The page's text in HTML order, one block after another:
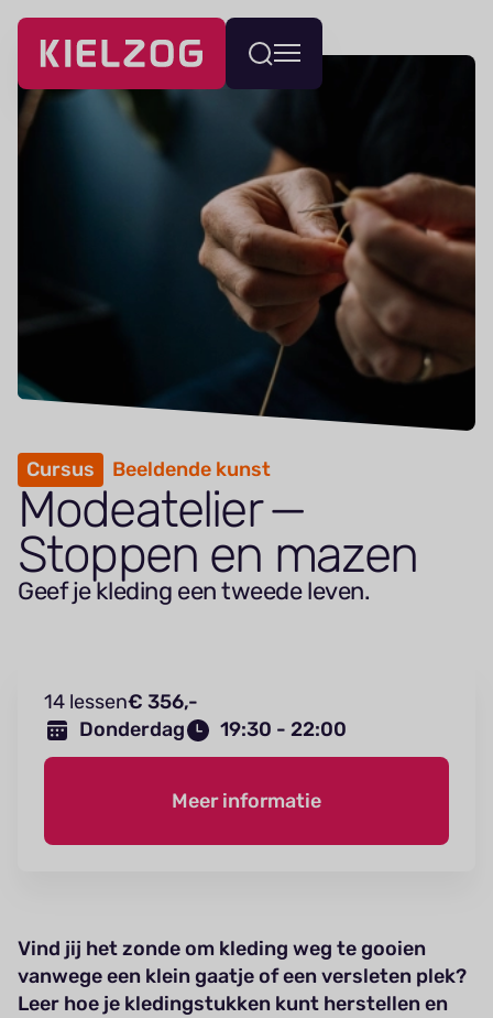
Navigatie
overslaan
Wissel
menu
Cursus Beeldende kunst
Mode­a­telier —
Stoppen en mazen
Geef je kleding een tweede leven.
14 lessen€ 356,-
Donderdag
19:30 - 22:00
Meer informatie
Vind jij het zonde om kleding weg te gooien
vanwege een klein gaatje of een versleten plek?
Leer hoe je kledingstukken kunt herstellen en